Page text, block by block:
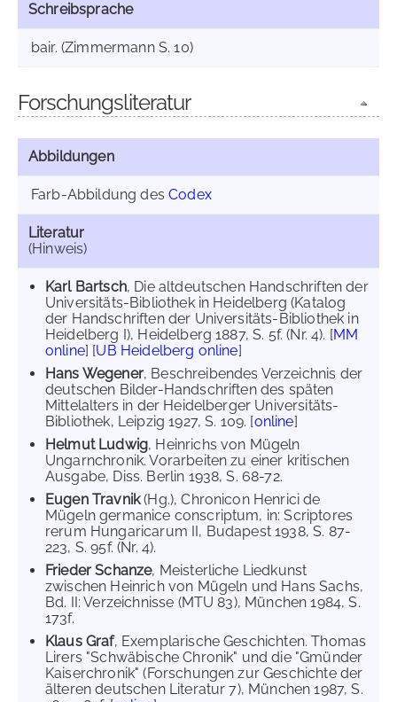
Schreibsprache
bair. (Zimmermann S. 10)
Forschungsliteratur
Abbildungen
Farb-Abbildung desCodex
Literatur
(Hinweis)
Karl Bartsch, Die altdeutschen Handschriften der
Universitäts-Bibliothek in Heidelberg (Katalog
der Handschriften der Universitäts-Bibliothek in
Heidelberg I), Heidelberg 1887, S. 5f. (Nr. 4). [MM
online] [UB Heidelberg online]
Hans Wegener, Beschreibendes Verzeichnis der
deutschen Bilder-Handschriften des späten
Mittelalters in der Heidelberger Universitäts-
Bibliothek, Leipzig 1927, S. 109. [online]
Helmut Ludwig, Heinrichs von Mügeln
Ungarnchronik. Vorarbeiten zu einer kritischen
Ausgabe, Diss. Berlin 1938, S. 68-72.
Eugen Travnik(Hg.), Chronicon Henrici de
Mügeln germanice conscriptum, in: Scriptores
rerum Hungaricarum II, Budapest 1938, S. 87-
223, S. 95f. (Nr. 4).
Frieder Schanze, Meisterliche Liedkunst
zwischen Heinrich von Mügeln und Hans Sachs,
Bd. II: Verzeichnisse (MTU 83), München 1984, S.
173f.
Klaus Graf, Exemplarische Geschichten. Thomas
Lirers "Schwäbische Chronik" und die "Gmünder
Kaiserchronik" (Forschungen zur Geschichte der
älteren deutschen Literatur 7), München 1987, S.